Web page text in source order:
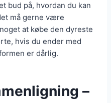
bud på, hvordan du kan
må gerne være
at købe den dyreste
hvis du ender med
er dårlig.
–